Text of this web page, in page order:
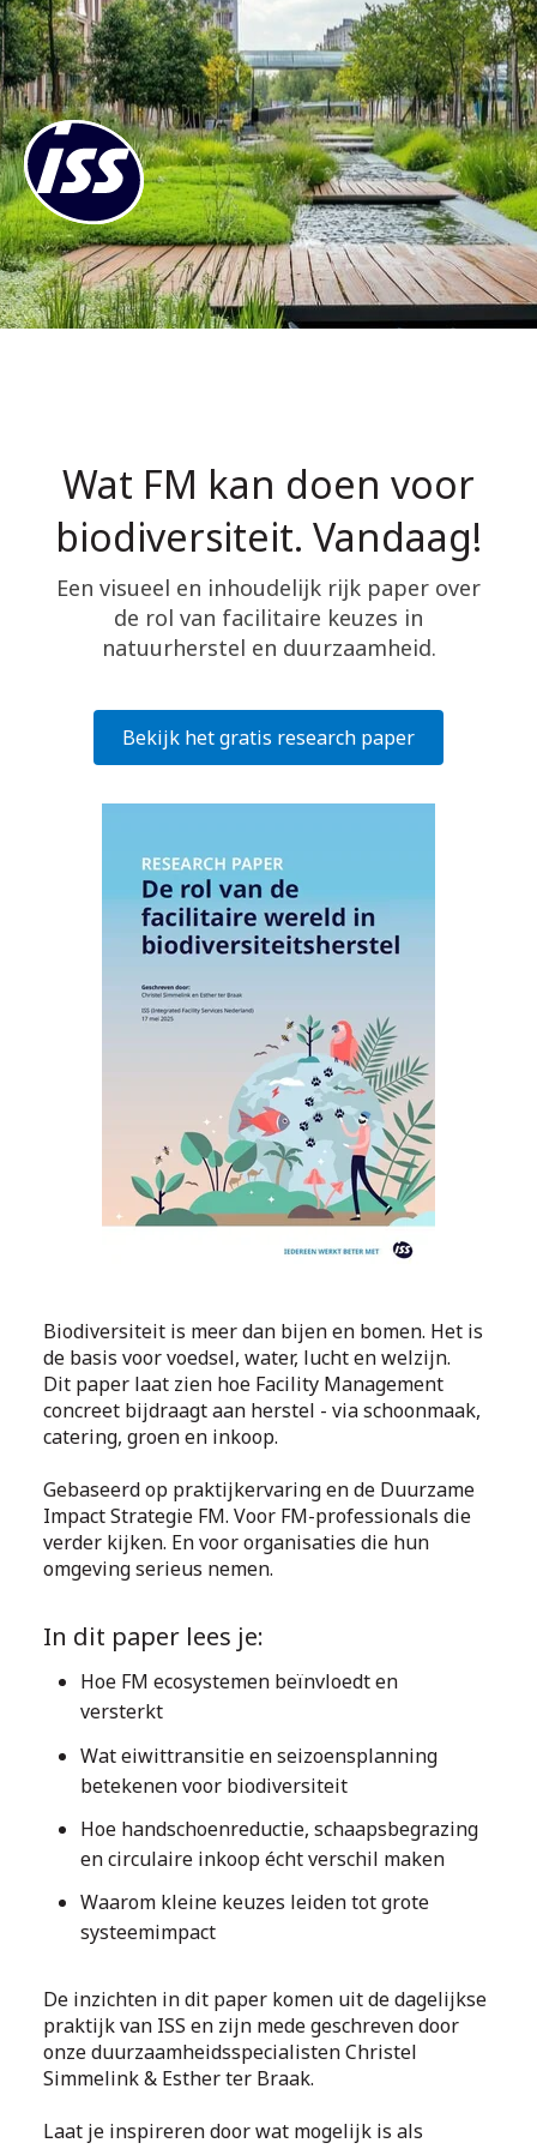
Wat FM kan doen voor
biodiversiteit. Vandaag!
Een visueel en inhoudelijk rijk paper over
de rol van facilitaire keuzes in
natuurherstel en duurzaamheid.
Bekijk het gratis research paper
Biodiversiteit is meer dan bijen en bomen. Het is
de basis voor voedsel, water, lucht en welzijn.
Dit paper laat zien hoe Facility Management
concreet bijdraagt aan herstel - via schoonmaak,
catering, groen en inkoop.
Gebaseerd op praktijkervaring en de Duurzame
Impact Strategie FM. Voor FM-professionals die
verder kijken. En voor organisaties die hun
omgeving serieus nemen.
In dit paper lees je:
Hoe FM ecosystemen beïnvloedt en
versterkt
Wat eiwittransitie en seizoensplanning
betekenen voor biodiversiteit
Hoe handschoenreductie, schaapsbegrazing
en circulaire inkoop écht verschil maken
Waarom kleine keuzes leiden tot grote
systeemimpact
De inzichten in dit paper komen uit de dagelijkse
praktijk van ISS en zijn mede geschreven door
onze duurzaamheidsspecialisten Christel
Simmelink & Esther ter Braak.
Laat je inspireren door wat mogelijk is als